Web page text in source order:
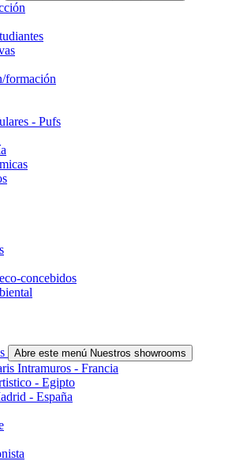
formación
- Pufs
concebidos
Abre este menú Nuestros showrooms
Intramuros - Francia
- Egipto
- España